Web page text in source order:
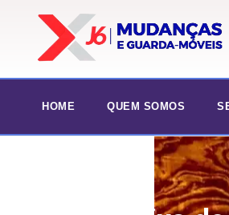
HOME QUEM SOMOS